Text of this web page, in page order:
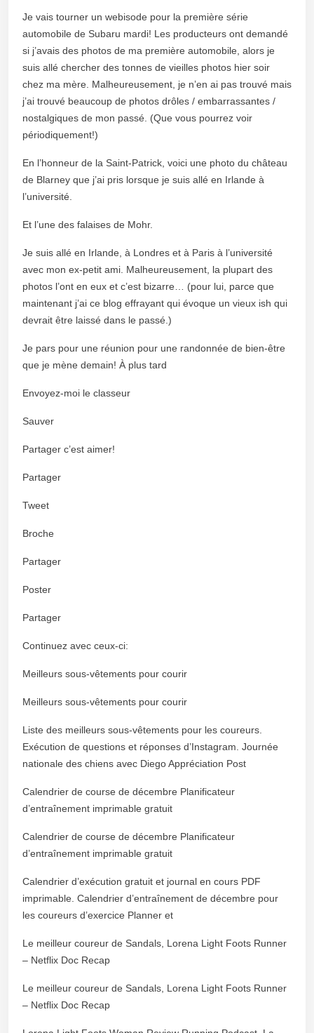
Je vais tourner un webisode pour la première série
automobile de Subaru mardi! Les producteurs ont demandé
si j’avais des photos de ma première automobile, alors je
suis allé chercher des tonnes de vieilles photos hier soir
chez ma mère. Malheureusement, je n’en ai pas trouvé mais
j’ai trouvé beaucoup de photos drôles / embarrassantes /
nostalgiques de mon passé. (Que vous pourrez voir
périodiquement!)
En l’honneur de la Saint-Patrick, voici une photo du château
de Blarney que j’ai pris lorsque je suis allé en Irlande à
l’université.
Et l’une des falaises de Mohr.
Je suis allé en Irlande, à Londres et à Paris à l’université
avec mon ex-petit ami. Malheureusement, la plupart des
photos l’ont en eux et c’est bizarre… (pour lui, parce que
maintenant j’ai ce blog effrayant qui évoque un vieux ish qui
devrait être laissé dans le passé.)
Je pars pour une réunion pour une randonnée de bien-être
que je mène demain! À plus tard
Envoyez-moi le classeur
Sauver
Partager c’est aimer!
Partager
Tweet
Broche
Partager
Poster
Partager
Continuez avec ceux-ci:
Meilleurs sous-vêtements pour courir
Meilleurs sous-vêtements pour courir
Liste des meilleurs sous-vêtements pour les coureurs.
Exécution de questions et réponses d’Instagram. Journée
nationale des chiens avec Diego Appréciation Post
Calendrier de course de décembre Planificateur
d’entraînement imprimable gratuit
Calendrier de course de décembre Planificateur
d’entraînement imprimable gratuit
Calendrier d’exécution gratuit et journal en cours PDF
imprimable. Calendrier d’entraînement de décembre pour
les coureurs d’exercice Planner et
Le meilleur coureur de Sandals, Lorena Light Foots Runner
– Netflix Doc Recap
Le meilleur coureur de Sandals, Lorena Light Foots Runner
– Netflix Doc Recap